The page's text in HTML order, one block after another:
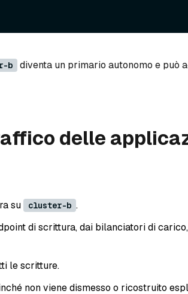
b
diventa un primario autonomo e può
delle
su cluster-b .
di scrittura, dai bilanciatori di
le scritture.
non viene dismesso o ricostruito